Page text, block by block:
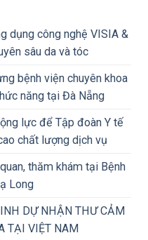
dụng công nghệ VISIA &
sâu da và tóc
bệnh viện chuyên khoa
năng tại Đà Nẵng
lực để Tập đoàn Y tế
chất lượng dịch vụ
thăm khám tại Bệnh
Long
DỰ NHẬN THƯ CẢM
TẠI VIỆT NAM